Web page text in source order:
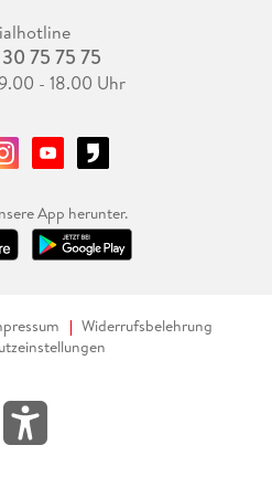
75 75 75
- 18.00 Uhr
App herunter.
Widerrufsbelehrung